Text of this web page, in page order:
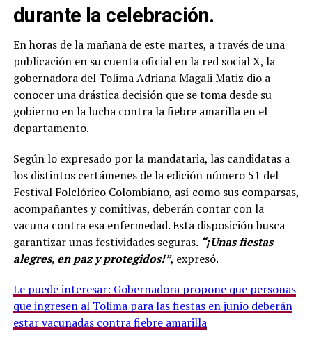
durante la celebración.
En horas de la mañana de este martes, a través de una
publicación en su cuenta oficial en la red social X, la
gobernadora del Tolima Adriana Magali Matiz dio a
conocer una drástica decisión que se toma desde su
gobierno en la lucha contra la fiebre amarilla en el
departamento.
Según lo expresado por la mandataria, las candidatas a
los distintos certámenes de la edición número 51 del
Festival Folclórico Colombiano, así como sus comparsas,
acompañantes y comitivas, deberán contar con la
vacuna contra esa enfermedad. Esta disposición busca
garantizar unas festividades seguras. “¡Unas fiestas
alegres, en paz y protegidos!”, expresó.
Le puede interesar: Gobernadora propone que personas
que ingresen al Tolima para las fiestas en junio deberán
estar vacunadas contra fiebre amarilla